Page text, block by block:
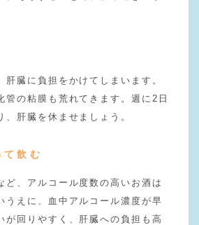
肝臓に負担をかけてしまいます。
管の粘膜も荒れてきます。週に2日
、肝臓を休ませましょう。
飲む
ど、アルコール度数の高いお酒は
うえに、血中アルコール濃度が早
が回りやすく、肝臓への負担も高